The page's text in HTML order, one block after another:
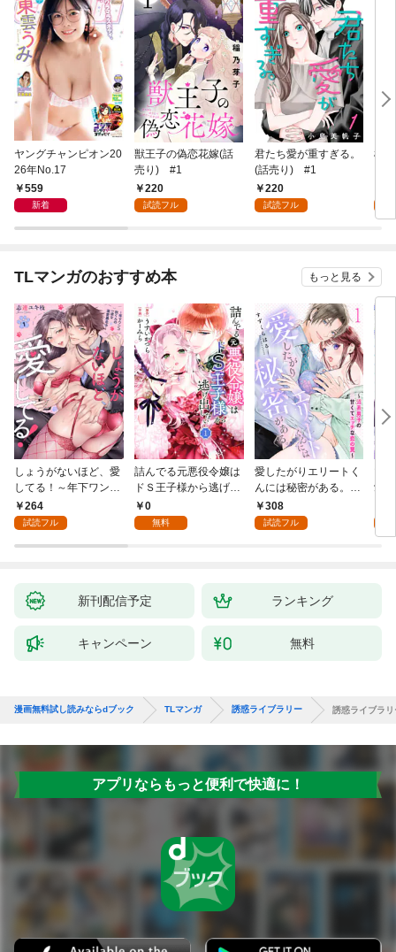
ヤングチャンピオン20
26年No.17
559
新着
獣王子の偽恋花嫁(話
売り) #1
220
試読フル
君たち愛が重すぎる。
(話売り) #1
220
試読フル
桜
TLマンガのおすすめ本 もっと見る
しょうがないほど、愛
してる！～年下ワンコ
秋くんの一途な溺愛暴
走中～1
264
試読フル
詰んでる元悪役令嬢は
ドＳ王子様から逃げ出
したい 【分冊版】 1
0
無料
愛したがりエリートく
んには秘密がある。～
沼系男子の甘くてエッ
チな恋の罠～(1)
308
試読フル
愛
新刊配信予定 ランキング
キャンペーン 無料
漫画無料試し読みならdブック TLマンガ 誘惑ライブラリー 誘惑ライブラリ
アプリならもっと便利で快適に！